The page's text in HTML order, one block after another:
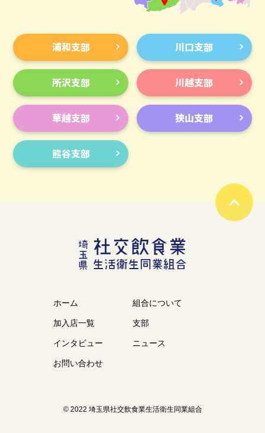
浦和支部 川口支部
所沢支部 川越支部
草越支部 狭山支部
熊谷支部
ホーム 組合について
加入店一覧 支部
インタビュー ニュース
お問い合わせ
© 2022 埼玉県社交飲食業生活衛生同業組合